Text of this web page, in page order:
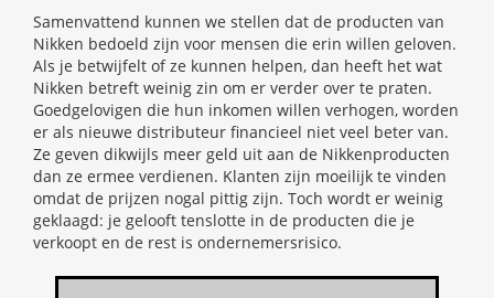
Samenvattend kunnen we stellen dat de producten van
Nikken bedoeld zijn voor mensen die erin willen geloven.
Als je betwijfelt of ze kunnen helpen, dan heeft het wat
Nikken betreft weinig zin om er verder over te praten.
Goedgelovigen die hun inkomen willen verhogen, worden
er als nieuwe distributeur financieel niet veel beter van.
Ze geven dikwijls meer geld uit aan de Nikkenproducten
dan ze ermee verdienen. Klanten zijn moeilijk te vinden
omdat de prijzen nogal pittig zijn. Toch wordt er weinig
geklaagd: je gelooft tenslotte in de producten die je
verkoopt en de rest is ondernemersrisico.